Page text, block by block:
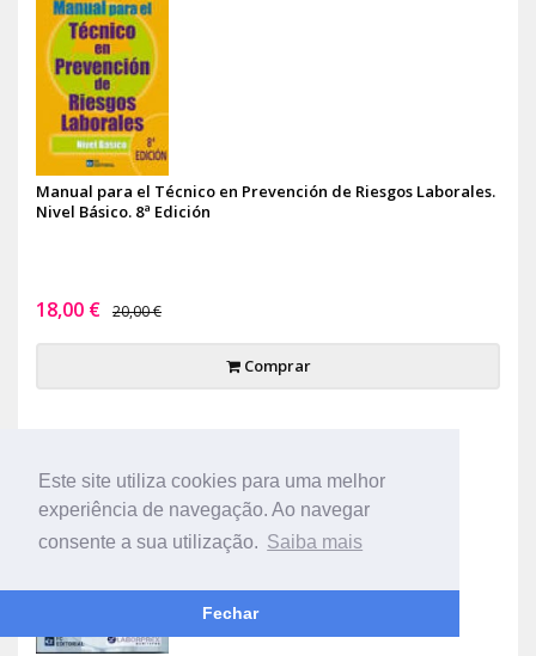
Este site utiliza cookies para uma melhor
experiência de navegação. Ao navegar
consente a sua utilização. Saiba mais
Fechar
Manual para el Técnico en Prevención de Riesgos Laborales.
Nivel Básico. 8ª Edición
18,00 € 20,00 €
Comprar